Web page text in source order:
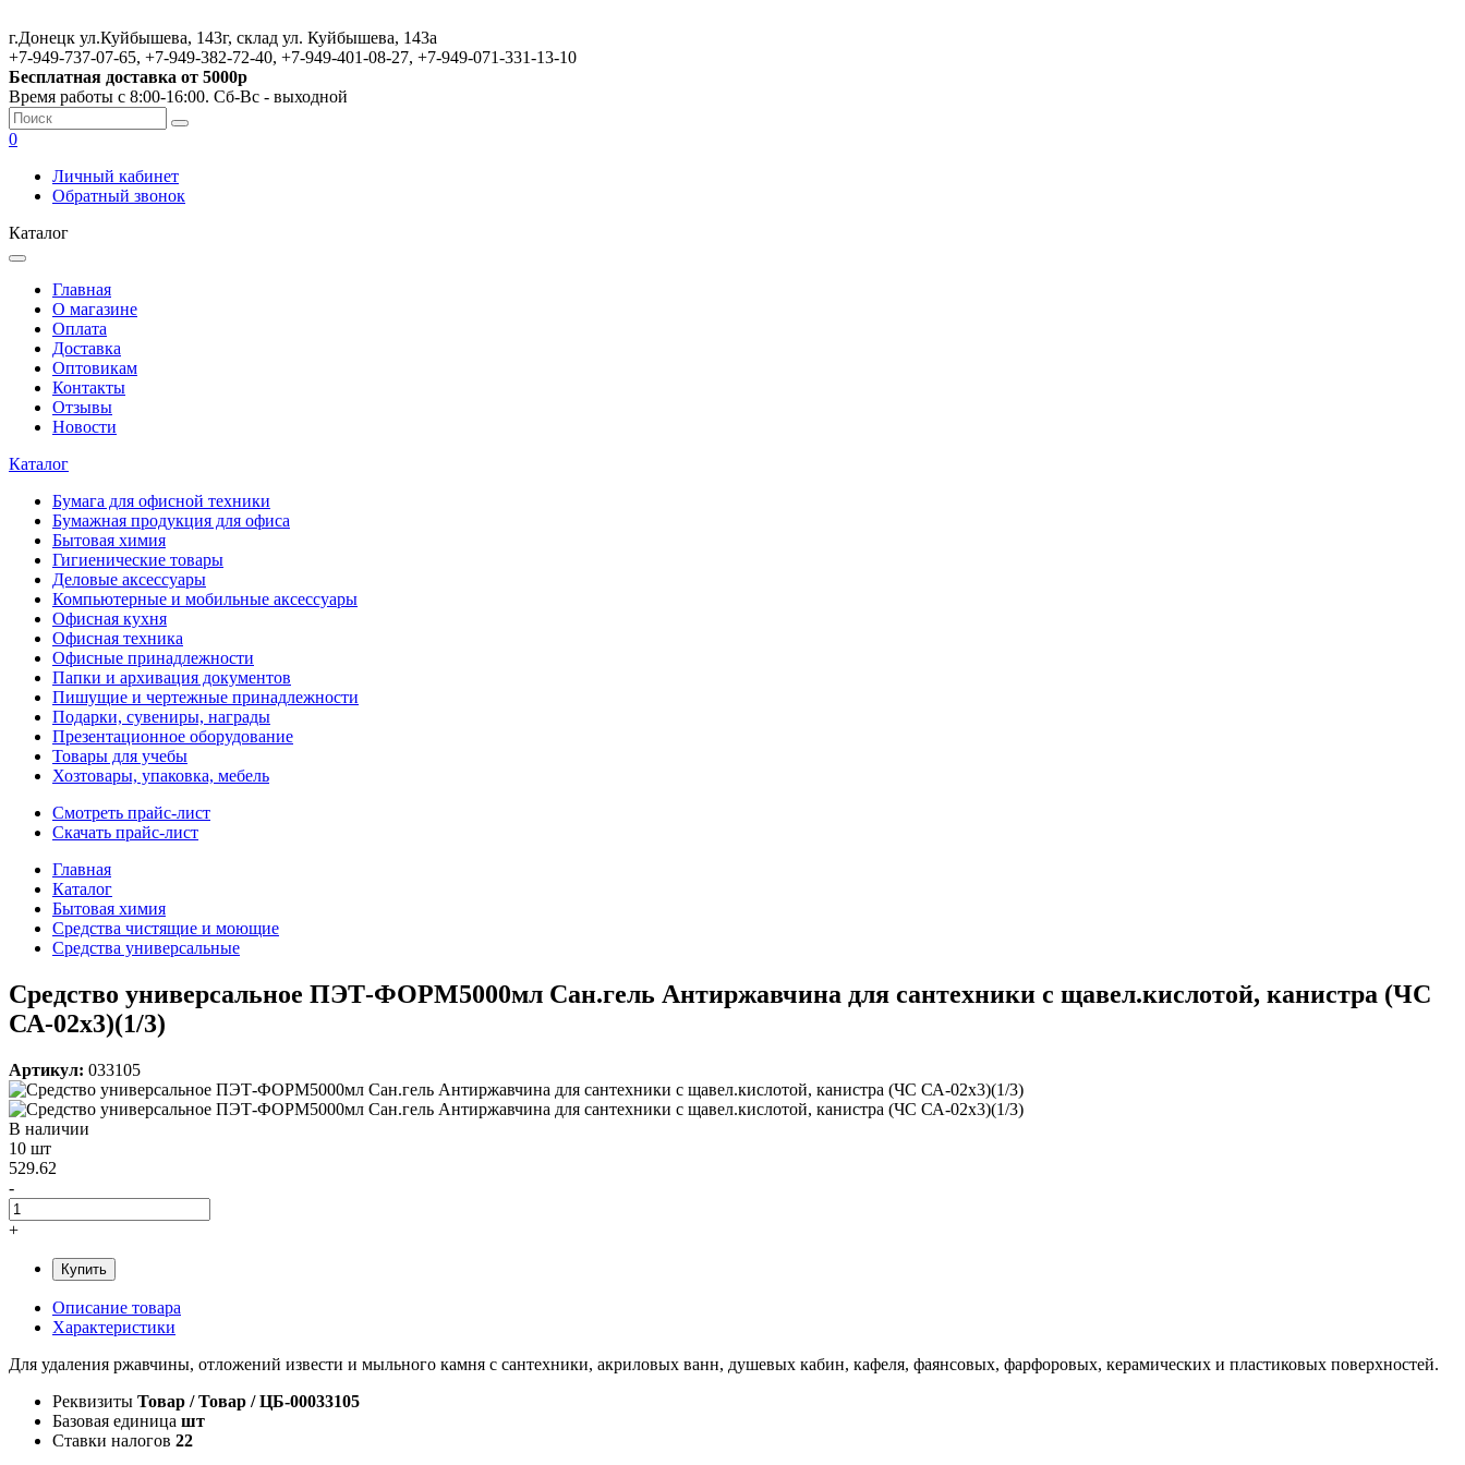
г.Донецк ул.Куйбышева, 143г, склад ул. Куйбышева, 143а
+7-949-737-07-65, +7-949-382-72-40, +7-949-401-08-27, +7-949-071-331-13-10
Бесплатная доставка от 5000р
Время работы с 8:00-16:00. Сб-Вс - выходной
0
Личный кабинет
Обратный звонок
Каталог
Главная
О магазине
Оплата
Доставка
Оптовикам
Контакты
Отзывы
Новости
Каталог
Бумага для офисной техники
Бумажная продукция для офиса
Бытовая химия
Гигиенические товары
Деловые аксессуары
Компьютерные и мобильные аксессуары
Офисная кухня
Офисная техника
Офисные принадлежности
Папки и архивация документов
Пишущие и чертежные принадлежности
Подарки, сувениры, награды
Презентационное оборудование
Товары для учебы
Хозтовары, упаковка, мебель
Смотреть прайс-лист
Скачать прайс-лист
Главная
Каталог
Бытовая химия
Средства чистящие и моющие
Средства универсальные
Средство универсальное ПЭТ-ФОРМ5000мл Сан.гель Антиржавчина для сантехники с щавел.кислотой, канистра (ЧС
СА-02х3)(1/3)
Артикул: 033105
В наличии
10 шт
529.62
-
+
Купить
Описание товара
Характеристики
Для удаления ржавчины, отложений извести и мыльного камня с сантехники, акриловых ванн, душевых кабин, кафеля, фаянсовых, фарфоровых, керамических и пластиковых поверхностей.
Реквизиты Товар / Товар / ЦБ-00033105
Базовая единица шт
Ставки налогов 22